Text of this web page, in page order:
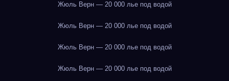
Жюль Верн — 20 000 лье под водой
Жюль Верн — 20 000 лье под водой
Жюль Верн — 20 000 лье под водой
Жюль Верн — 20 000 лье под водой